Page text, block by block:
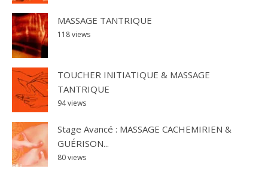
MASSAGE TANTRIQUE
118 views
TOUCHER INITIATIQUE & MASSAGE
TANTRIQUE
94 views
Stage Avancé : MASSAGE CACHEMIRIEN &
GUÉRISON...
80 views